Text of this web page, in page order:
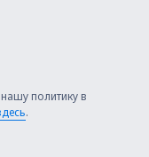
политику в
.